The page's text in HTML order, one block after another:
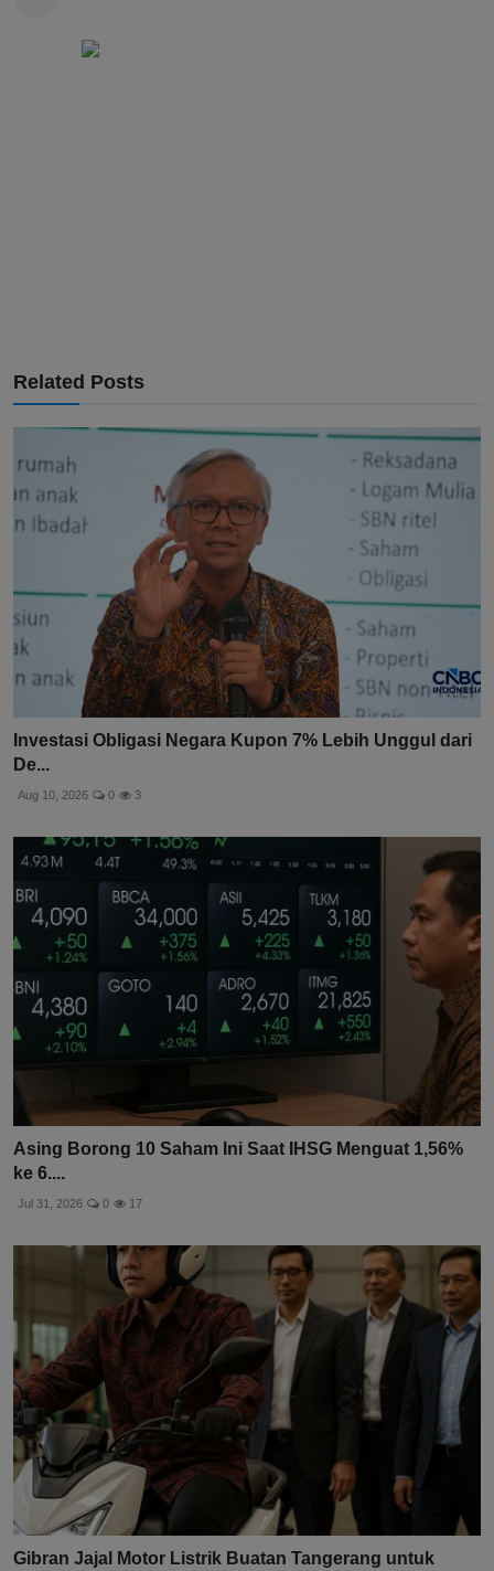
Related Posts
Investasi Obligasi Negara Kupon 7% Lebih Unggul dari
De...
Aug 10, 2026 0 3
Asing Borong 10 Saham Ini Saat IHSG Menguat 1,56%
ke 6....
Jul 31, 2026 0 17
Gibran Jajal Motor Listrik Buatan Tangerang untuk